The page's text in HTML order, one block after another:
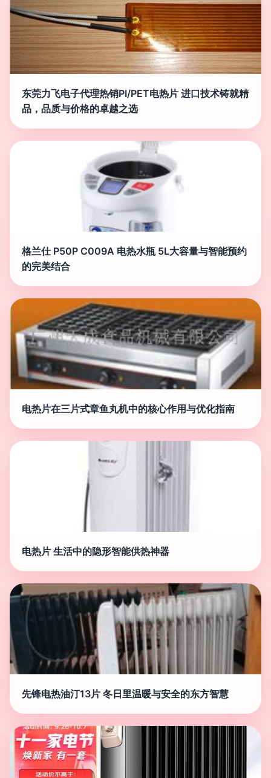
东莞力飞电子代理热销PI/PET电热片 进口技术铸就精
品，品质与价格的卓越之选
格兰仕 P50P C009A 电热水瓶 5L大容量与智能预约
的完美结合
电热片在三片式章鱼丸机中的核心作用与优化指南
电热片 生活中的隐形智能供热神器
先锋电热油汀13片 冬日里温暖与安全的东方智慧